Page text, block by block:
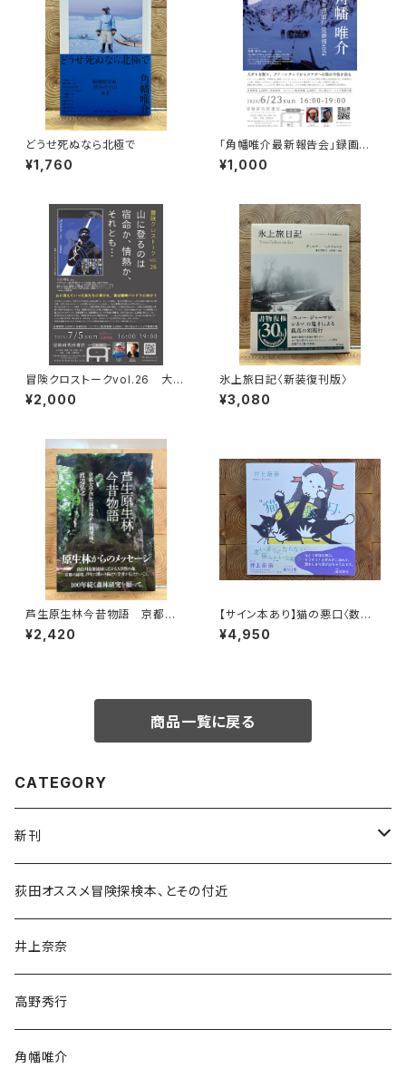
どうせ死ぬなら北極で
¥1,760
「角幡唯介最新報告会」録画視
聴権
¥1,000
冒険クロストークvol.26 大石
明弘「山に登るのは 宿命か、情
熱か、それとも…」録画視聴権
¥2,000
氷上旅日記〈新装復刊版〉
¥3,080
芦生原生林今昔物語 京都大
学芦生演習林から研究林へ
¥2,420
【サイン本あり】猫の悪口〈数量
限定・オリジナルトート付き〉
¥4,950
商品一覧に戻る
CATEGORY
新刊
和書
文学・小説・物語
随筆・ノンフィクション・その他
荻田オススメ冒険探検本、とその付近
井上奈奈
高野秀行
角幡唯介